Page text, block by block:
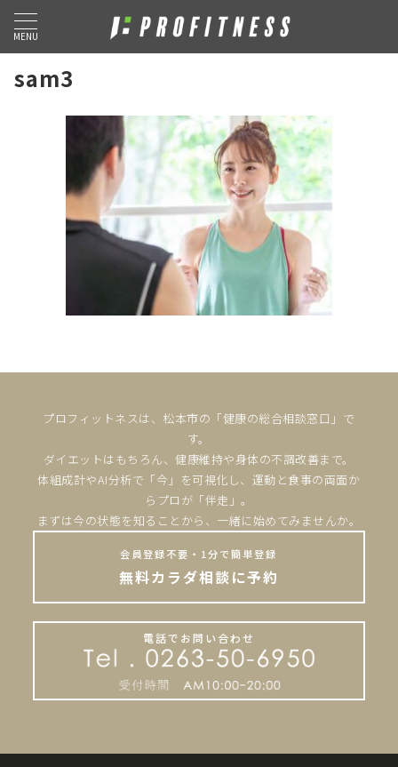
MENU
sam3
プロフィットネスは、松本市の「健康の総合相談窓口」で
す。
ダイエットはもちろん、健康維持や身体の不調改善まで。
体組成計やAI分析で「今」を可視化し、運動と食事の両面か
らプロが「伴走」。
まずは今の状態を知ることから、一緒に始めてみませんか。
会員登録不要・1分で簡単登録
無料カラダ相談に予約
電話でお問い合わせ